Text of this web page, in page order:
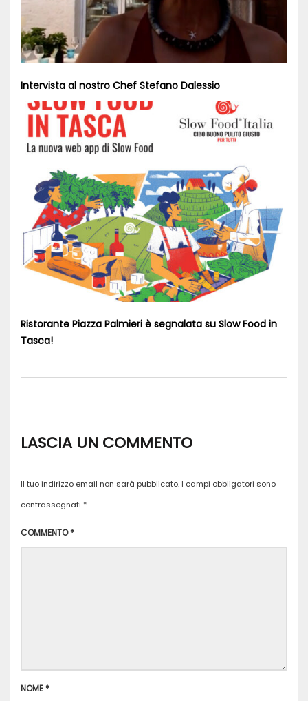
Intervista al nostro Chef Stefano Dalessio
Ristorante Piazza Palmieri è segnalata su Slow Food in
Tasca!
LASCIA UN COMMENTO
Il tuo indirizzo email non sarà pubblicato. I campi obbligatori sono
contrassegnati *
COMMENTO*
NOME*